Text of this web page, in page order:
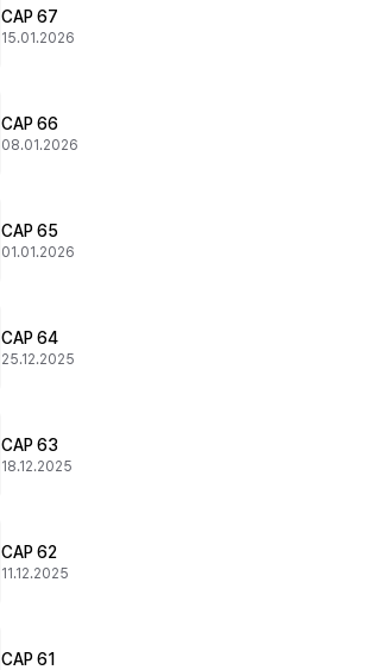
CAP 67
15.01.2026
CAP 66
08.01.2026
CAP 65
01.01.2026
CAP 64
25.12.2025
CAP 63
18.12.2025
CAP 62
11.12.2025
CAP 61